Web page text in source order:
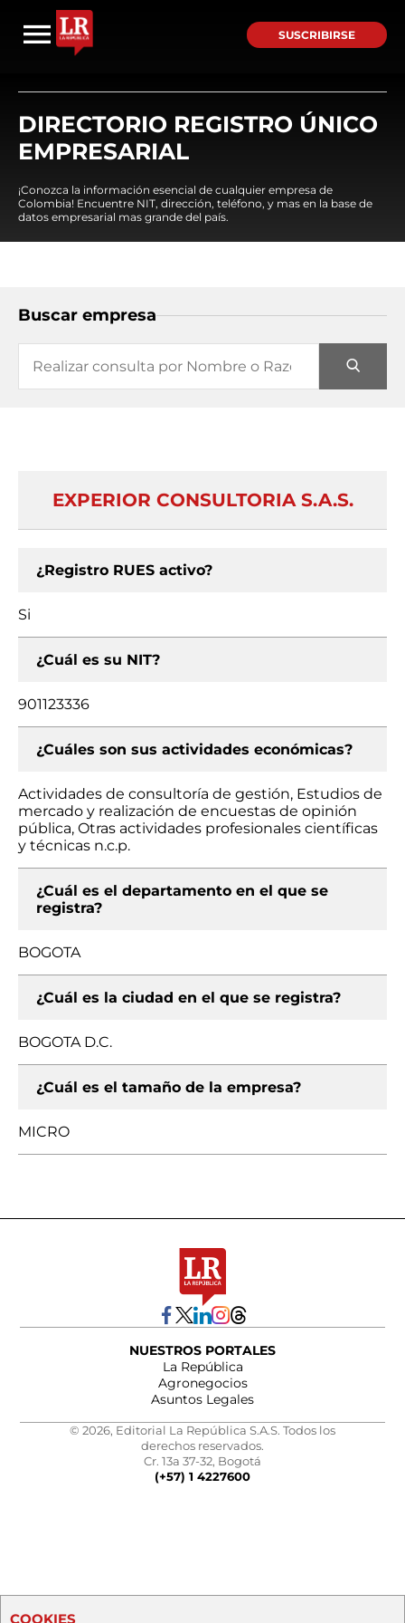
SUSCRIBIRSE
DIRECTORIO REGISTRO ÚNICO
EMPRESARIAL
¡Conozca la información esencial de cualquier empresa de
Colombia! Encuentre NIT, dirección, teléfono, y mas en la base de
datos empresarial mas grande del país.
Buscar empresa
EXPERIOR CONSULTORIA S.A.S.
¿Registro RUES activo?
Si
¿Cuál es su NIT?
901123336
¿Cuáles son sus actividades económicas?
Actividades de consultoría de gestión, Estudios de
mercado y realización de encuestas de opinión
pública, Otras actividades profesionales científicas
y técnicas n.c.p.
¿Cuál es el departamento en el que se
registra?
BOGOTA
¿Cuál es la ciudad en el que se registra?
BOGOTA D.C.
¿Cuál es el tamaño de la empresa?
MICRO
NUESTROS PORTALES
La República
Agronegocios
Asuntos Legales
© 2026, Editorial La República S.A.S. Todos los
derechos reservados.
Cr. 13a 37-32, Bogotá
(+57) 1 4227600
COOKIES